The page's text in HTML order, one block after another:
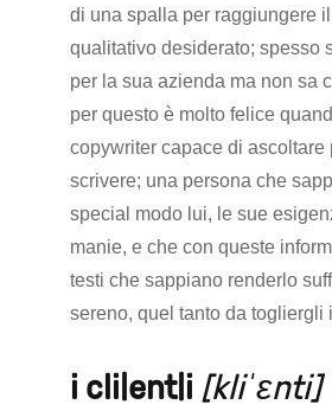
di una spalla per raggiungere
qualitativo desiderato; spesso
per la sua azienda ma non sa
per questo è molto felice
copywriter capace di ascoltare
scrivere; una persona che
special modo lui, le sue
manie, e che con queste
testi che sappiano renderlo
sereno, quel tanto da togliergli
i cli|ent|i [kliˈɛnti]